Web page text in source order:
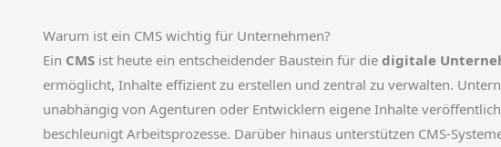
Warum ist ein CMS wichtig für Unternehmen?
Ein CMS ist heute ein entscheidender Baustein für die digitale
ermöglicht, Inhalte effizient zu erstellen und zentral zu verwalten.
unabhängig von Agenturen oder Entwicklern eigene Inhalte
beschleunigt Arbeitsprozesse. Darüber hinaus unterstützen CMS-